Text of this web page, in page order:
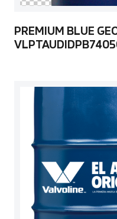
PREMIUM BLUE